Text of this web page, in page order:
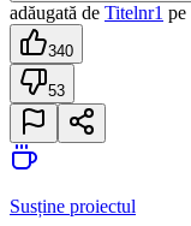
adăugată de Titelnr1 pe
340
53
Susține proiectul